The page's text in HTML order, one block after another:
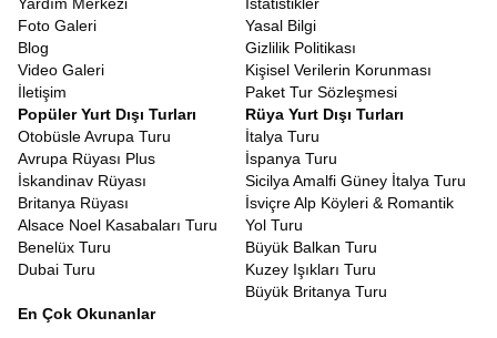
Tatil bütçenizi planlarken, aldığınız hizmetin içeriğine dikkat
etmeniz gerekir. Avrupa Rüyası olarak amacımız, lüksten ödün
vermeden ulaşılabilir fiyatlarla hayallerinizi gerçekleştirmektir.
Erken rezervasyon dönemlerini takip ederek, hayalinizdeki tatili
çok daha ekonomik hale getirebilirsiniz.Uygun Fiyatlı Güney
İtalya Turu
arayışında olan gezginler için ekstra turların çoğunun
paket fiyata dahil edilmesi büyük bir avantajdır. Diğer turlarda
ekstra adı altında satılan ve gezi maliyetini ikiye katlayan pek çok
şehir turu ve ören yeri ziyareti, bizim programlarımızda standart
olarak sunulur. Böylece tura çıktığınızda cüzdanınızı düşünmek
zorunda kalmaz, sadece anın tadını çıkarırsınız.
7 Gün İtalya Güney Turu
Modern hayatın yoğun temposunda, uzun tatiller için zaman
bulmak her zaman mümkün olmayabilir. Bu nedenle, zamanı en
verimli şekilde kullanan, yorucu olmayan ama dolu dolu bir
Foto Galeri
Blog
Video Galeri
İletişim
Yasal Bilgi
Gizlilik Politikası
Kişisel Verilerin Korunması
Paket Tur Sözleşmesi
Popüler Yurt Dışı Turları
Otobüsle Avrupa Turu
Avrupa Rüyası Plus
İskandinav Rüyası
Britanya Rüyası
Alsace Noel Kasabaları Turu
Benelüx Turu
Dubai Turu
Rüya Yurt Dışı Turları
İtalya Turu
İspanya Turu
Sicilya Amalfi Güney İtalya Turu
İsviçre Alp Köyleri & Romantik
Yol Turu
Büyük Balkan Turu
Kuzey Işıkları Turu
Büyük Britanya Turu
En Çok Okunanlar